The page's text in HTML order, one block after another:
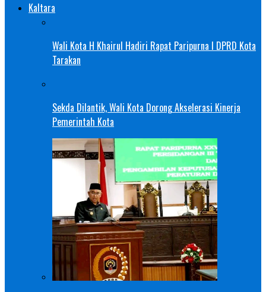
Kaltara
Wali Kota H Khairul Hadiri Rapat Paripurna I DPRD Kota
Tarakan
Sekda Dilantik, Wali Kota Dorong Akselerasi Kinerja
Pemerintah Kota